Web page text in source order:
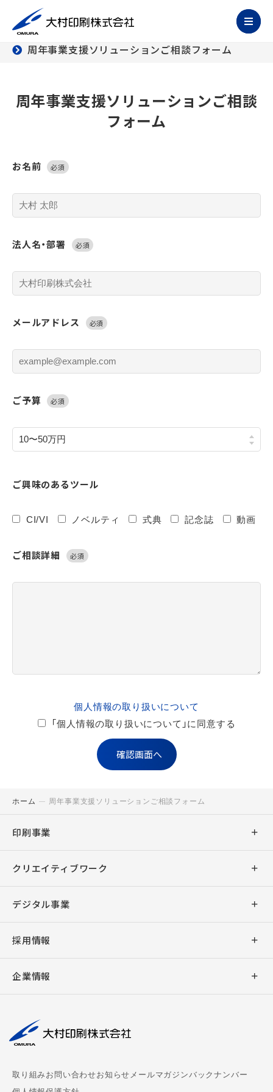
周年事業支援ソリューションご相談フォーム
周年事業支援ソリューションご相談
フォーム
お名前 必須
法人名・部署 必須
メールアドレス 必須
ご予算 必須
ご興味のあるツール
CI/VI ノベルティ 式典 記念誌 動画
ご相談詳細 必須
個人情報の取り扱いについて
「個人情報の取り扱いについて」に同意する
ホーム 周年事業支援ソリューションご相談フォーム
印刷事業
商業印刷
加工
バリアブル印刷
AUGGLE
クリエイティブワーク
デザイン
キャラクター販促
組版
デジタル事業
アプリ開発
デジタルサイネージ
デジタル教科書制作
chuboz
採用情報
新卒採用
大村印刷の働き方
企業情報
会社概要
事業拠点
取り組みお問い合わせお知らせ メールマガジンバックナンバー